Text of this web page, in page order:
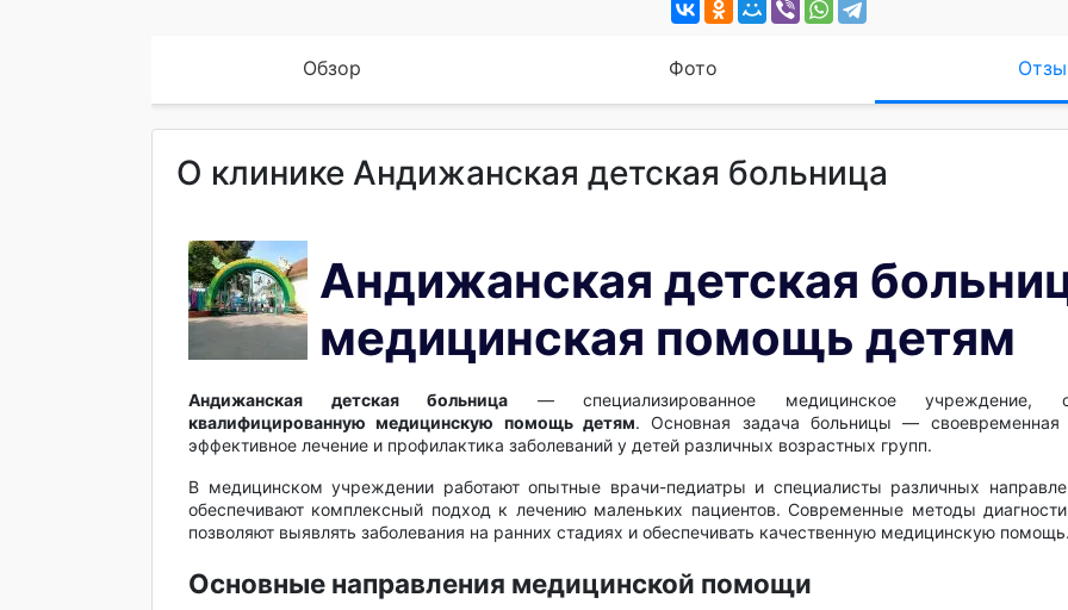
Обзор Фото
О клинике Андижанская детская больница
Андижанская детская
медицинская помощь детям
Андижанская детская больница — специализированное медицинское учреждение,
квалифицированную медицинскую помощь детям. Основная задача больницы — своевременная
эффективное лечение и профилактика заболеваний у детей различных возрастных групп.
В медицинском учреждении работают опытные врачи-педиатры и специалисты различных
обеспечивают комплексный подход к лечению маленьких пациентов. Современные методы
позволяют выявлять заболевания на ранних стадиях и обеспечивать качественную медицинскую помощь.
Основные направления медицинской помощи